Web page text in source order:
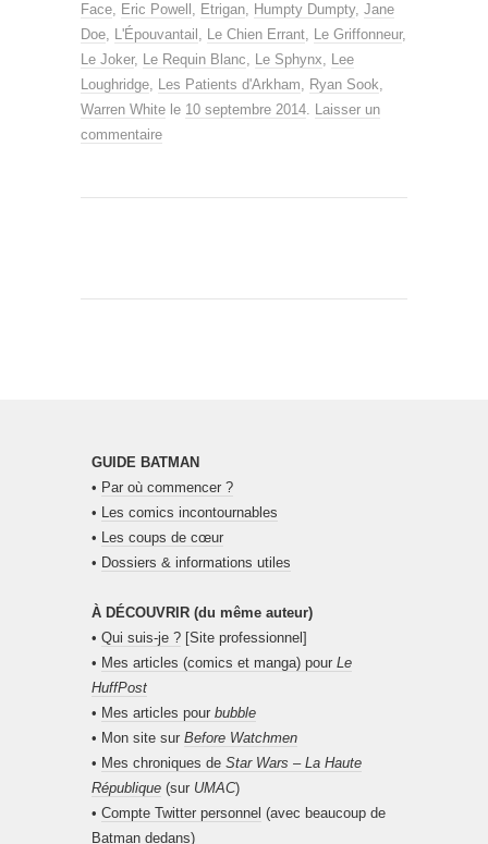
Face, Eric Powell , Etrigan, Humpty Dumpty, Jane
Doe, L'Épouvantail , Le Chien Errant, Le Griffonneur,
Le Joker, Le Requin Blanc, Le Sphynx, Lee
Loughridge, Les Patients d'Arkham, Ryan Sook,
Warren White le 10 septembre 2014. Laisser un
commentaire
GUIDE BATMAN
• Par où commencer ?
• Les comics incontournables
• Les coups de cœur
• Dossiers & informations utiles
À DÉCOUVRIR (du même auteur)
• Qui suis-je ? [Site professionnel]
• Mes articles (comics et manga) pour Le
HuffPost
• Mes articles pour bubble
• Mon site sur Before Watchmen
• Mes chroniques de Star Wars – La Haute
République (sur UMAC)
• Compte Twitter personnel (avec beaucoup de
Batman dedans)